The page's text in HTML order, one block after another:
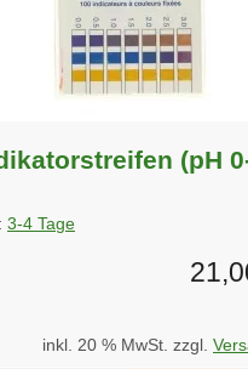
(pH
3-4 Tage
inkl. 20 % MwSt. zzgl.